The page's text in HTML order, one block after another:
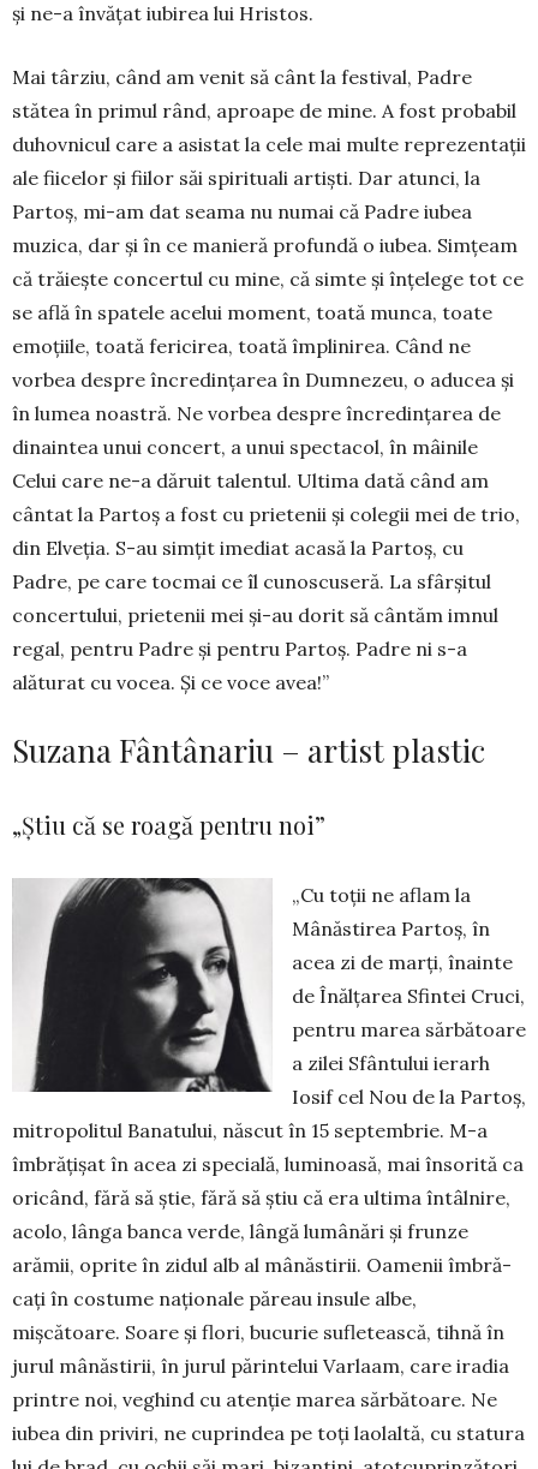
și ne-a în­vățat iubirea lui Hristos.
Mai târziu, când am venit să cânt la festival, Padre
stătea în pri­mul rând, aproape de mine. A fost proba­bil
du­hovnicul care a asistat la cele mai multe re­pre­zen­tații
ale fiicelor și fiilor săi spirituali artiști. Dar atunci, la
Par­toș, mi-am dat sea­ma nu numai că Pa­dre iubea
muzi­ca, dar și în ce ma­nieră profundă o iubea. Sim­țeam
că trăiește con­certul cu mine, că simte și în­țele­ge tot ce
se află în spatele a­celui mo­ment, toată mun­ca, toate
emoțiile, toată fe­ri­cirea, toată îm­plinirea. Când ne
vorbea des­pre încre­dințarea în Dumnezeu, o aducea și
în lumea noastră. Ne vorbea despre în­credințarea de
dinaintea unui concert, a unui specta­col, în mâinile
Celui care ne-a dăruit talentul. Ulti­ma dată când am
cântat la Partoș a fost cu prietenii și colegii mei de trio,
din Elveția. S-au simțit ime­diat acasă la Partoș, cu
Padre, pe care tocmai ce îl cunos­cuseră. La sfârșitul
concer­tului, prie­tenii mei și-au dorit să cântăm imnul
regal, pen­tru Padre și pentru Partoș. Padre ni s-a
alăturat cu vocea. Și ce voce avea!”
Suzana Fântânariu – artist plastic
„Știu că se roagă pentru noi”
„Cu toții ne aflam la
Mânăstirea Par­toș, în
acea zi de marți, înainte
de Înălța­rea Sfintei Cruci,
pentru marea sărbă­toare
a zilei Sfântului ierarh
Iosif cel Nou de la Par­toș,
mitropolitul Banatului, născut în 15 septembrie. M-a
îmbrățișat în acea zi spe­cială, luminoasă, mai înso­rită ca
ori­când, fără să știe, fără să știu că era ulti­ma întâlnire,
acolo, lânga banca verde, lângă lumânări și frunze
arămii, oprite în zidul alb al mânăstirii. Oamenii îmbră­
cați în costume naționale păreau insule albe,
mișcătoare. Soare și flori, bucurie sufletească, tihnă în
jurul mânăs­tirii, în jurul părintelui Varlaam, care ira­dia
prin­tre noi, veghind cu atenție marea sărbă­toare. Ne
iubea din priviri, ne cu­prindea pe toți laolaltă, cu statura